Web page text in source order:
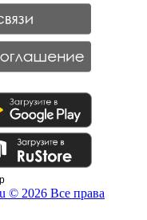
© 2026 Все права